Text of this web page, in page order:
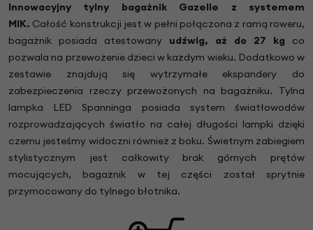
Innowacyjny tylny bagażnik Gazelle z systemem
MIK. Całość konstrukcji jest w pełni połączona z ramą roweru,
bagażnik posiada atestowany udźwig, aż do 27 kg co
pozwala na przewożenie dzieci w każdym wieku. Dodatkowo w
zestawie znajdują się wytrzymałe ekspandery do
zabezpieczenia rzeczy przewożonych na bagażniku. Tylna
lampka LED Spanninga posiada system światłowodów
rozprowadzających światło na całej długości lampki dzięki
czemu jesteśmy widoczni również z boku. Świetnym zabiegiem
stylistycznym jest całkowity brak górnych prętów
mocujących, bagażnik w tej części został sprytnie
przymocowany do tylnego błotnika.